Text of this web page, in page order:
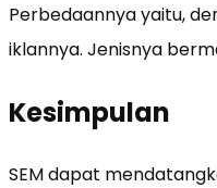
Perbedaannya yaitu,
iklannya. Jenisnya
Kesimpulan
SEM dapat